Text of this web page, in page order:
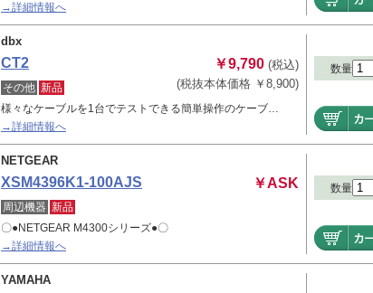
→詳細情報へ
dbx
CT2 ￥9,790 (税込)
(税抜本体価格 ￥8,900)
その他 新品
様々なケーブルを1台でテストできる簡単操作のケーブ…
→詳細情報へ
数量
NETGEAR
XSM4396K1-100AJS ￥ASK
周辺機器 新品
〇●NETGEAR M4300シリーズ●〇
→詳細情報へ
数量
YAMAHA